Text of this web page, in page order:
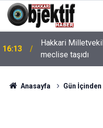
16:13
Hakkari
meclise taşıdı
Anasayfa Gün İçinden